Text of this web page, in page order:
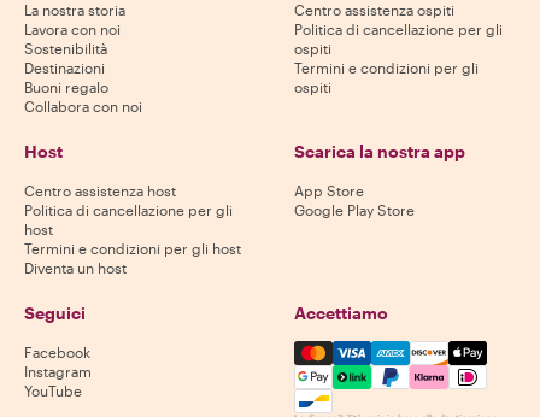
La nostra storia
Lavora con noi
Sostenibilità
Destinazioni
Buoni regalo
Collabora con noi
Centro assistenza ospiti
Politica di cancellazione per gli
ospiti
Termini e condizioni per gli
ospiti
Host
Centro assistenza host
Politica di cancellazione per gli
host
Termini e condizioni per gli host
Diventa un host
Scarica la nostra app
App Store
Google Play Store
Seguici
Facebook
Instagram
YouTube
Accettiamo
Mastercard, Visa, Amex,